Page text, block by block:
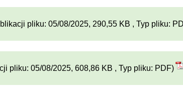
pliku: 05/08/2025, 290,55 KB , Typ pliku:
pliku: 05/08/2025, 608,86 KB , Typ pliku: PDF)